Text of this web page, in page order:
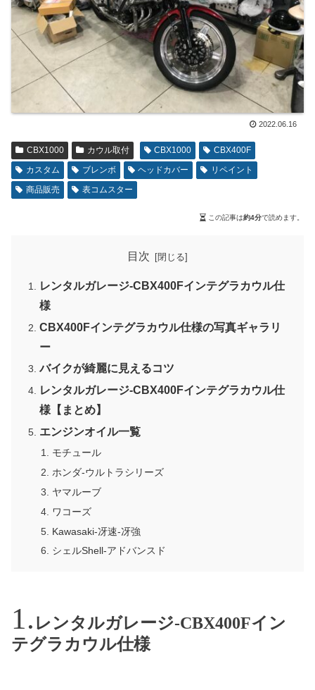
2022.06.16
CBX1000 カウル取付 CBX1000
CBX400F
カスタム
ブレンボ ヘッドカバー
リペイント
商品販売
表コムスター
この記事は約4分で読めます。
目次
レンタルガレージ-CBX400Fインテグラカウル仕
様
CBX400Fインテグラカウル仕様の写真ギャラリ
ー
バイクが綺麗に見えるコツ
レンタルガレージ-CBX400Fインテグラカウル仕
様【まとめ】
エンジンオイル一覧
モチュール
ホンダ-ウルトラシリーズ
ヤマルーブ
ワコーズ
Kawasaki-冴速-冴強
シェルShell-アドバンスド
レンタルガレージ-CBX400Fイン
テグラカウル仕様